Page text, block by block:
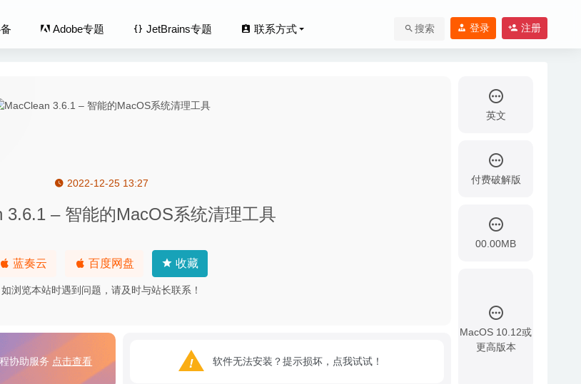
Adobe专题 JetBrains专题 联系方式 搜索 登录 注册
2022-12-25 13:27
3.6.1 – 智能的MacOS系统清理工具
蓝奏云 百度网盘 收藏
如浏览本站时遇到问题，请及时与站长联系！
英文
付费破解版
00.00MB
MacOS 10.12或
更高版本
协助服务 点击查看 软件无法安装？提示损坏，点我试试！
功能强大的Gmail电子邮件客户端 2020-07-01
– 易用的 HDR 照片效果处理工具 2022-04-27
2.1.4 – 优秀的音频文件清理工具 2022-07-13